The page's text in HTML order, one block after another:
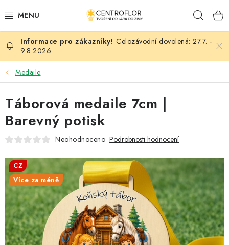
na
SEZÓNNÍ TVOŘENÍ
DŘEVĚNÉ VÝROBKY
MEDAILE
PLACKY A MAGNETKY
KVĚTINY A LISTY
SVATBA
NOVINKY
Celozávodní dovolená: 27.7. -
9.8.2026
Medaile
Táborová medaile 7cm |
Barevný potisk
Neohodnoceno Podrobnosti hodnocení
CZ
Více za méně